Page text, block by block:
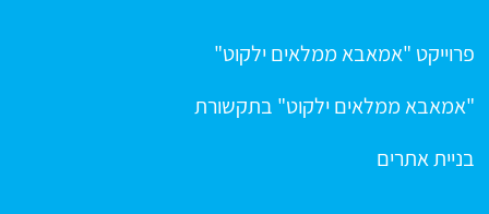
פרוייקט "אמאבא ממלאים ילקוט"
"אמאבא ממלאים ילקוט" בתקשורת
בניית אתרים